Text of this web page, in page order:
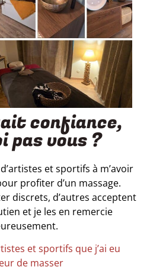
confiance,
pas vous ?
et sportifs à m’avoir
profiter d’un massage.
discrets, d’autres acceptent
et je les en remercie
et sportifs que j’ai eu
de masser